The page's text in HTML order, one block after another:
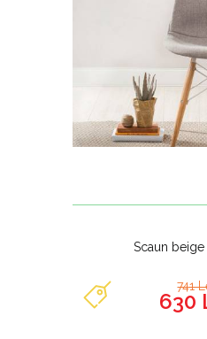
Scaun beige
741
630